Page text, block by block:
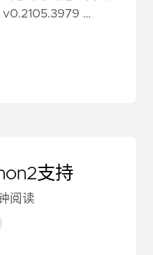
v0.2105.3979 …
支持
阅读